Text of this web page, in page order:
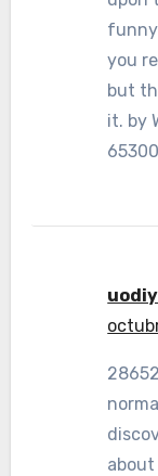
you
but
it. by